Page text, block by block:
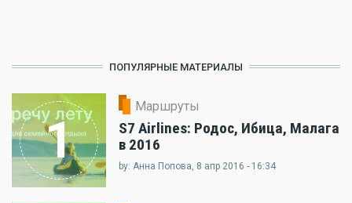
ПОПУЛЯРНЫЕ МАТЕРИАЛЫ
1
Маршруты
S7 Airlines: Родос, Ибица, Малага
в 2016
by: Анна Попова, 8 апр 2016 - 16:34